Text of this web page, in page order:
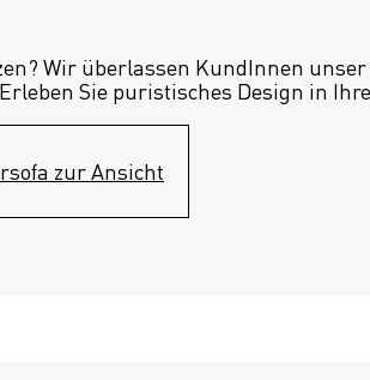
Wir überlassen KundInnen unser
Sie puristisches Design in
zur Ansicht